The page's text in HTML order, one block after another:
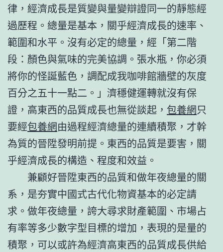
律，經濟成長是質變與量變辯證同一的靜態經
過歷程。總量是基本，關乎經濟成長的速率、
範圍和水平。沒有必定的總量，經「第二階
段：顏色與氣味的完美協調。張水瓶，你必須
將你的怪誕藍色，調配成我咖啡館牆壁的灰度
百分之五十一點二。」濟穩健運轉就沒有保
證，高東西的品質成長也無從談起， 包養網只
要經包養網由過程經濟總量的連續積聚，才幹
為質的晉陞發明前提。東西的品質是要害，關
乎經濟成長的構造、程度和效益。
兼顧好晉陞東西的品質和做年夜總量的關
系，是夯實中國式古代化物資基本的必定請
求。做年夜總量，誇大尋求財產範圍、市場占
有率等多少數字型目標的增加，表現的是量的
積聚，可以或許為經濟高東西的品質成長供給